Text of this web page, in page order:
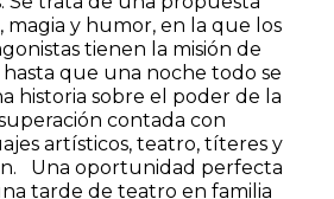
magia y humor, en la que los
tienen la misión de
hasta que una noche todo se
historia sobre el poder de la
contada con
artísticos, teatro, títeres y
Una oportunidad perfecta
tarde de teatro en familia